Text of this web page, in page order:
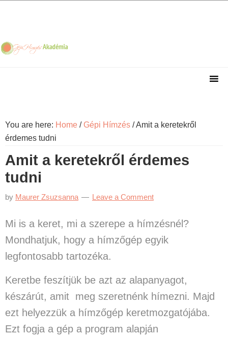
navigation
content
sidebar
You are here: Home / Gépi Hímzés /Amit a keretekről
érdemes tudni
Amit a keretekről érdemes
tudni
by Maurer Zsuzsanna Leave a Comment
Mi is a keret, mi a szerepe a hímzésnél?
Mondhatjuk, hogy a hímzőgép egyik
legfontosabb tartozéka.
Keretbe feszítjük be azt az alapanyagot,
készárút, amit meg szeretnénk hímezni. Majd
ezt helyezzük a hímzőgép keretmozgatójába.
Ezt fogja a gép a program alapján